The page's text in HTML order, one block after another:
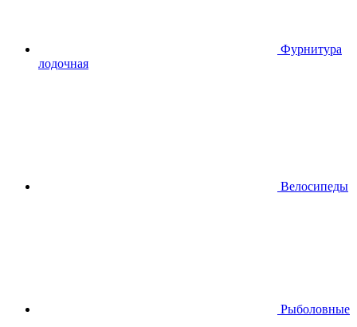
Фурнитура
лодочная
Велосипеды
Рыболовные